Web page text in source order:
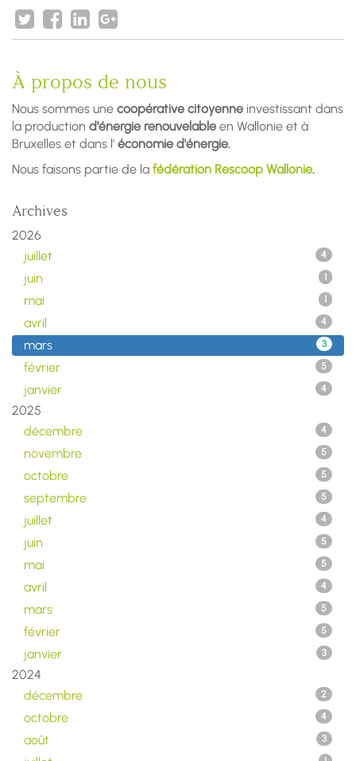
À propos de nous
Nous sommes une coopérative citoyenne investissant dans
la production d'énergie renouvelable en Wallonie et à
Bruxelles et dans l' économie d'énergie.
Nous faisons partie de la fédération Rescoop Wallonie.
Archives
2026
juillet
4
juin 1
mai 1
avril 4
mars 3
février 5
janvier 4
2025
décembre
4
novembre 5
octobre 5
septembre 5
juillet 4
juin 5
mai 5
avril 4
mars 5
février 5
janvier 3
2024
décembre
2
octobre 4
août 3